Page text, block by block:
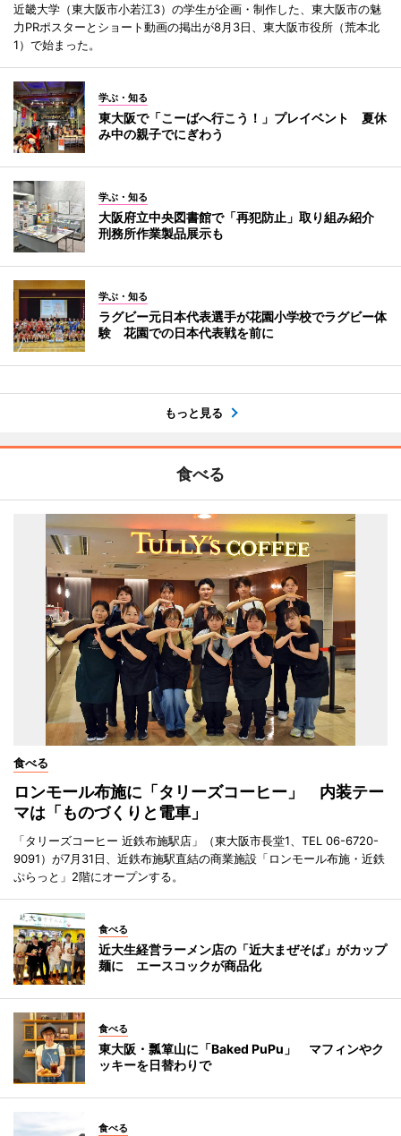
近畿大学（東大阪市小若江3）の学生が企画・制作した、東大阪市の魅
力PRポスターとショート動画の掲出が8月3日、東大阪市役所（荒本北
1）で始まった。
学ぶ・知る
東大阪で「こーばへ行こう！」プレイベント 夏休
み中の親子でにぎわう
学ぶ・知る
大阪府立中央図書館で「再犯防止」取り組み紹介
刑務所作業製品展示も
学ぶ・知る
ラグビー元日本代表選手が花園小学校でラグビー体
験 花園での日本代表戦を前に
もっと見る
食べる
食べる
ロンモール布施に「タリーズコーヒー」 内装テー
マは「ものづくりと電車」
「タリーズコーヒー 近鉄布施駅店」（東大阪市長堂1、TEL 06-6720-
9091）が7月31日、近鉄布施駅直結の商業施設「ロンモール布施・近鉄
ぷらっと」2階にオープンする。
食べる
近大生経営ラーメン店の「近大まぜそば」がカップ
麺に エースコックが商品化
食べる
東大阪・瓢箪山に「Baked PuPu」 マフィンやク
ッキーを日替わりで
食べる